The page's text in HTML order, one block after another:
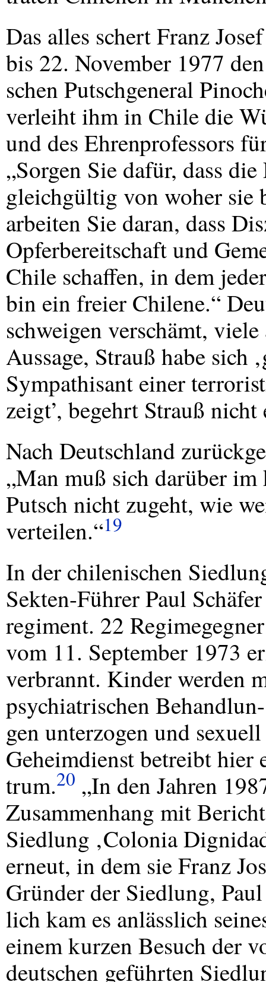
Das alles schert Franz
bis 22. November 1977
schen Putschgeneral
verleiht ihm in Chile die
und des Ehrenprofessors
„Sorgen Sie dafür, dass
gleichgültig von woher sie
arbeiten Sie daran, dass
Opferbereitschaft und
Chile schaffen, in dem
bin ein freier Chilene.“
schweigen verschämt,
Aussage, Strauß habe sich
Sympathisant einer
zeigt’, begehrt Strauß
Nach Deutschland
„Man muß sich darüber im
Putsch nicht zugeht, wie
verteilen.“19
In der chilenischen
Sekten-Führer Paul
regiment. 22
vom 11. September 1973
verbrannt. Kinder werden
psychiatrischen Behandlun-
gen unterzogen und
Geheimdienst betreibt hier
trum.20 „In den Jahren
Zusammenhang mit
Siedlung ‚Colonia
erneut, in dem sie Franz
Gründer der Siedlung,
lich kam es anlässlich
einem kurzen Besuch der
deutschen geführten